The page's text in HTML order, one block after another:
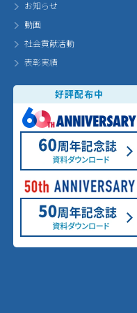
お知らせ
動画
社会貢献活動
表彰実績
好評配布中
60th Annivarsary
50th Annivarsary